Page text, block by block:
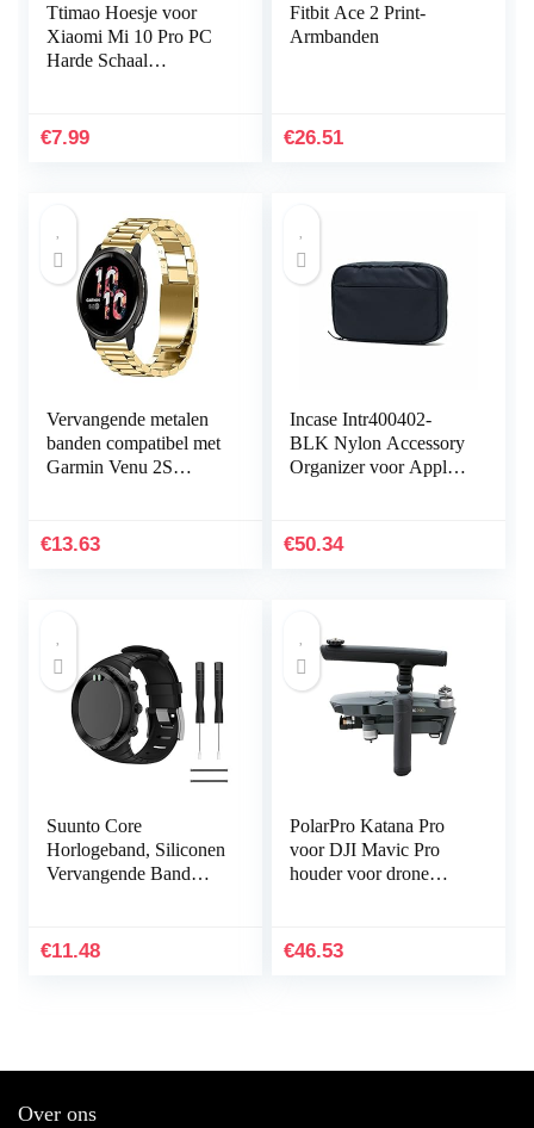
Ttimao Hoesje voor
Xiaomi Mi 10 Pro PC
Harde Schaal
Ultradunne Shock
€7.99
Fitbit Ace 2 Print-
Armbanden
€26.51
Vervangende metalen
banden compatibel met
Garmin Venu 2S
horlogeband bandjes
€13.63
Incase Intr400402-
BLK Nylon Accessory
Organizer voor Apple
zwart [sorteren en…
€50.34
Suunto Core
Horlogeband, Siliconen
Vervangende Band
Horlogeband
€11.48
PolarPro Katana Pro
voor DJI Mavic Pro
houder voor drone
€46.53
Over ons